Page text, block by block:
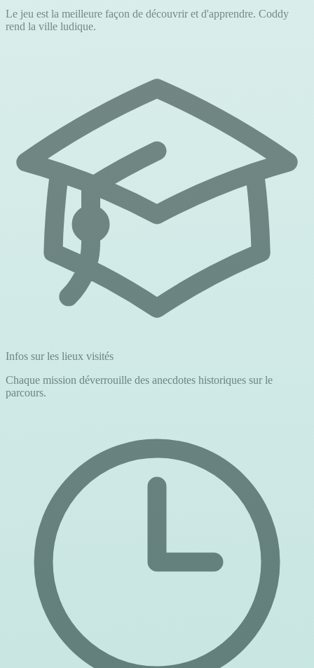
Le jeu est la meilleure façon de découvrir et d'apprendre. Coddy
rend la ville ludique.
Infos sur les lieux visités
Chaque mission déverrouille des anecdotes historiques sur le
parcours.